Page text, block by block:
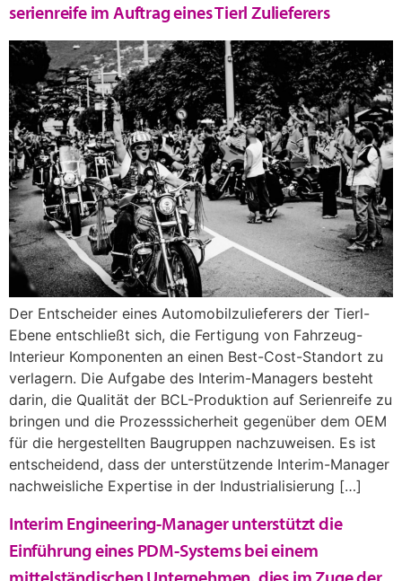
serienreife im Auftrag eines Tierl Zulieferers
Der Entscheider eines Automobilzulieferers der Tierl-
Ebene entschließt sich, die Fertigung von Fahrzeug-
Interieur Komponenten an einen Best-Cost-Standort zu
verlagern. Die Aufgabe des Interim-Managers besteht
darin, die Qualität der BCL-Produktion auf Serienreife zu
bringen und die Prozesssicherheit gegenüber dem OEM
für die hergestellten Baugruppen nachzuweisen. Es ist
entscheidend, dass der unterstützende Interim-Manager
nachweisliche Expertise in der Industrialisierung […]
Interim Engineering-Manager unterstützt die
Einführung eines PDM-Systems bei einem